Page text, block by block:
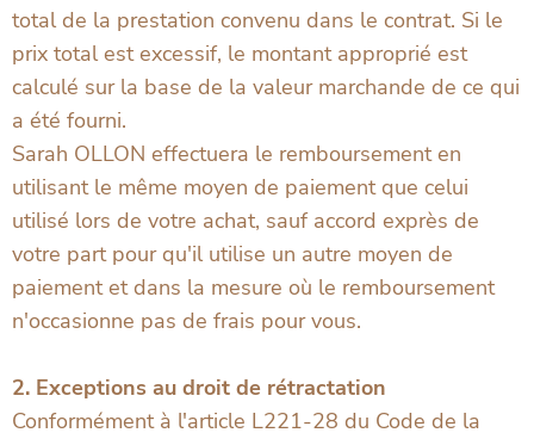
total de la prestation convenu dans le contrat. Si le
prix total est excessif, le montant approprié est
calculé sur la base de la valeur marchande de ce qui
a été fourni.
Sarah OLLON effectuera le remboursement en
utilisant le même moyen de paiement que celui
utilisé lors de votre achat, sauf accord exprès de
votre part pour qu'il utilise un autre moyen de
paiement et dans la mesure où le remboursement
n'occasionne pas de frais pour vous.
2. Exceptions au droit de rétractation
Conformément à l'article L221-28 du Code de la